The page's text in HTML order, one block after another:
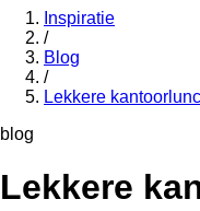
Inspiratie
/
Blog
/
Lekkere
blog
Lekkere